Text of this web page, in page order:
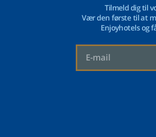
Tilmeld dig til
Vær den første til at
Enjoyhotels og